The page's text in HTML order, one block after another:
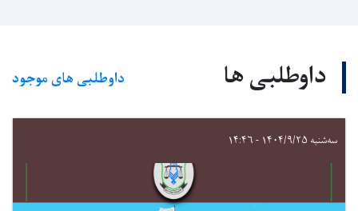
داوطلبی ها داوطلبی های موجود
سه‌شنبه ۱۴۰۴/۹/۲۵ - ۱۴:۴۶